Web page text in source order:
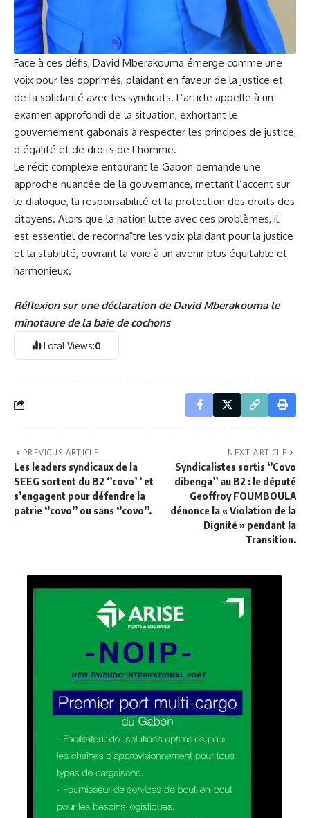
Face à ces défis, David Mberakouma émerge comme une
voix pour les opprimés, plaidant en faveur de la justice et
de la solidarité avec les syndicats. L’article appelle à un
examen approfondi de la situation, exhortant le
gouvernement gabonais à respecter les principes de justice,
d’égalité et de droits de l’homme.
Le récit complexe entourant le Gabon demande une
approche nuancée de la gouvernance, mettant l’accent sur
le dialogue, la responsabilité et la protection des droits des
citoyens. Alors que la nation lutte avec ces problèmes, il
est essentiel de reconnaître les voix plaidant pour la justice
et la stabilité, ouvrant la voie à un avenir plus équitable et
harmonieux.
Réflexion sur une déclaration de David Mberakouma le
minotaure de la baie de cochons
Total Views:0
PREVIOUS ARTICLE
Les leaders syndicaux de la
SEEG sortent du B2 ‘’covo’ ’ et
s’engagent pour défendre la
patrie ‘’covo’’ ou sans ‘’covo’’.
NEXT ARTICLE
Syndicalistes sortis ‘’Covo
dibenga’’ au B2 : le député
Geoffroy FOUMBOULA
dénonce la « Violation de la
Dignité » pendant la
Transition.